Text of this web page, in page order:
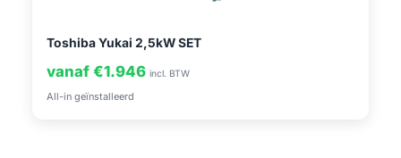
Toshiba Yukai 2,5kW SET
vanaf €1.946 incl. BTW
All-in geïnstalleerd